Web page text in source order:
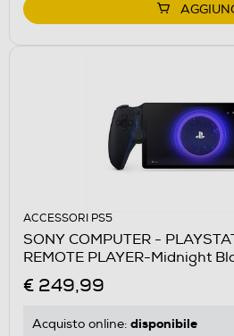
ACCESSORI PS5
SONY COMPUTER -
REMOTE PLAYER-Midnight
€ 249,99
Acquisto online: disponibile